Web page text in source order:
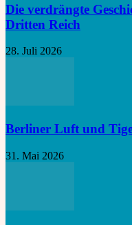
Die verdrängte
Dritten Reich
28. Juli 2026
Berliner Luft und
31. Mai 2026